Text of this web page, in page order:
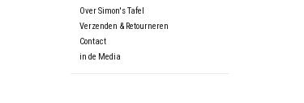
Over Simon's Tafel
Verzenden & Retourneren
Contact
in de Media